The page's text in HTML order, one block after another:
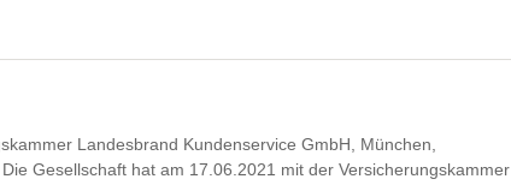
Landesbrand Kundenservice GmbH, München,
Gesellschaft hat am 17.06.2021 mit der Versicherungskammer